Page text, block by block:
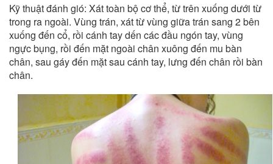
Kỹ thuật đánh gió: Xát toàn bộ cơ thể, từ trên xuống dưới từ
trong ra ngoài. Vùng trán, xát từ vùng giữa trán sang 2 bên
xuống đến cổ, rồi cánh tay dến các đầu ngón tay, vùng
ngực bụng, rồi đến mặt ngoài chân xuông đến mu bàn
chân, sau gáy đến mặt sau cánh tay, lưng đến chân rồi bàn
chân.